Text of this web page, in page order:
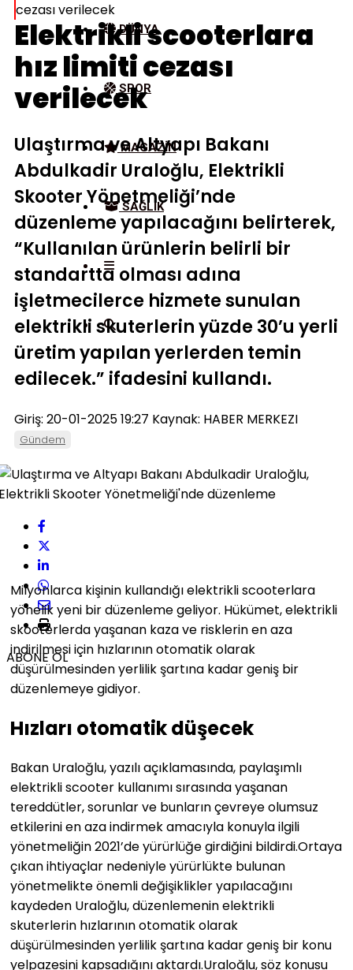
DÜNYA
SPOR
MAGAZIN
SAĞLIK
cezası verilecek
Elektrikli scooterlara
hız limiti cezası
verilecek
Ulaştırma ve Altyapı Bakanı
Abdulkadir Uraloğlu, Elektrikli
Skooter Yönetmeliği’nde
düzenleme yapılacağını belirterek,
“Kullanılan ürünlerin belirli bir
standartta olması adına
işletmecilerce hizmete sunulan
elektrikli skuterlerin yüzde 30’u yerli
üretim yapılan yerlerden temin
edilecek.” ifadesini kullandı.
Giriş: 20-01-2025 19:27 Kaynak: HABER MERKEZI
Gündem
ABONE OL
Milyonlarca kişinin kullandığı elektrikli scooterlara
yönelik yeni bir düzenleme geliyor. Hükümet, elektrikli
skooterlerda yaşanan kaza ve risklerin en aza
indirilmesi için hızlarının otomatik olarak
düşürülmesinden yerlilik şartına kadar geniş bir
düzenlemeye gidiyor.
Hızları otomatik düşecek
Bakan Uraloğlu, yazılı açıklamasında, paylaşımlı
elektrikli scooter kullanımı sırasında yaşanan
tereddütler, sorunlar ve bunların çevreye olumsuz
etkilerini en aza indirmek amacıyla konuyla ilgili
yönetmeliğin 2021’de yürürlüğe girdiğini bildirdi.Ortaya
çıkan ihtiyaçlar nedeniyle yürürlükte bulunan
yönetmelikte önemli değişiklikler yapılacağını
kaydeden Uraloğlu, düzenlemenin elektrikli
skuterlerin hızlarının otomatik olarak
düşürülmesinden yerlilik şartına kadar geniş bir konu
yelpazesini kapsadığını aktardı.Uraloğlu, söz konusu